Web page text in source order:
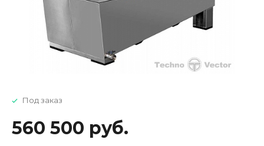
Под заказ
560 500 руб.